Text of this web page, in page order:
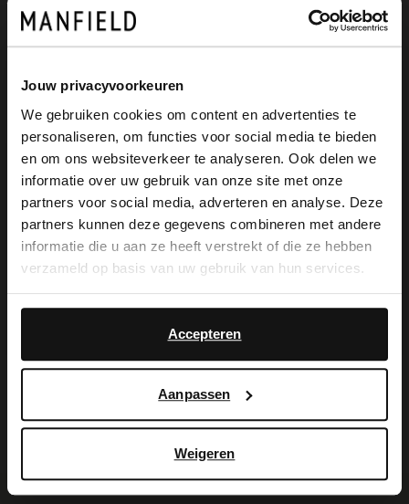
Jouw privacyvoorkeuren
We gebruiken cookies om content en advertenties te
personaliseren, om functies voor social media te bieden
en om ons websiteverkeer te analyseren. Ook delen we
informatie over uw gebruik van onze site met onze
partners voor social media, adverteren en analyse. Deze
partners kunnen deze gegevens combineren met andere
informatie die u aan ze heeft verstrekt of die ze hebben
verzameld op basis van uw gebruik van hun services.
Accepteren
Aanpassen
Weigeren
Grijze suède sneakers van Manfield met
grijze leren details. Sneakers hebben een
zool van 2 cm, beige details en witte leren
achterzijde. We adviseren als verzorging
en bescherming de suède/nubuck spray
in transparant.
Alles over dit product
Maattabel
Bezorgen & retour
×
View this website in English?
It looks like your language isn't Dutch. Would
you like to switch to English?
English